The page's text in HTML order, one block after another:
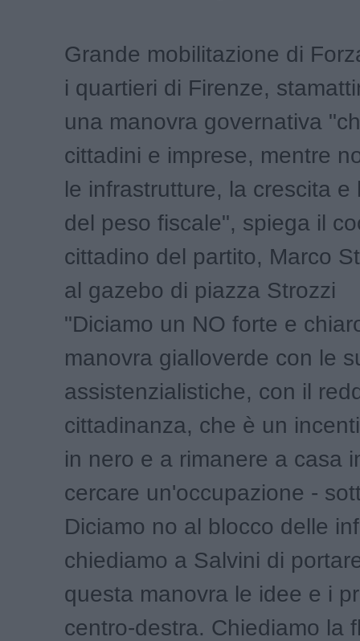
Grande mobilitazione di
i quartieri di Firenze,
una manovra governativa
cittadini e imprese, mentre
le infrastrutture, la crescita e
del peso fiscale", spiega il
cittadino del partito, Marco
al gazebo di piazza Strozzi
"Diciamo un NO forte e
manovra gialloverde con le
assistenzialistiche, con il
cittadinanza, che è un
in nero e a rimanere a casa
cercare un'occupazione -
Diciamo no al blocco delle
chiediamo a Salvini di
questa manovra le idee e i
centro-destra. Chiediamo la